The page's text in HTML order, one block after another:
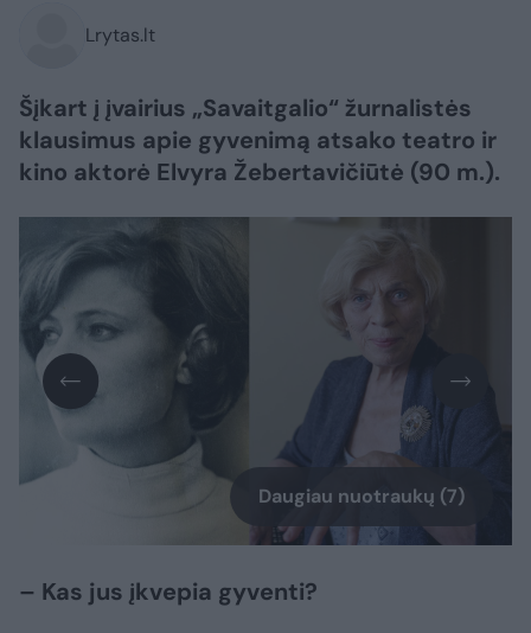
Lrytas.lt
Šįkart į įvairius „Savaitgalio“ žurnalistės
klausimus apie gyvenimą atsako teatro ir
kino aktorė Elvyra Žebertavičiūtė (90 m.).
Daugiau nuotraukų (7)
– Kas jus įkvepia gyventi?